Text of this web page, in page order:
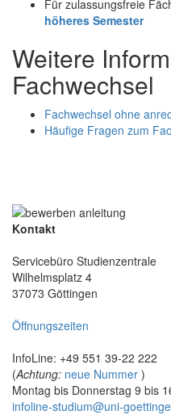
Für zulassungsfreie
höheres Semester
Weitere
Fachwechsel
Fachwechsel ohne
Häufige Fragen zum
Kontakt
Servicebüro Studienzentrale
Wilhelmsplatz 4
37073 Göttingen
Öffnungszeiten
InfoLine: +49 551 39-22 222
(Achtung: neue Nummer )
Montag bis Donnerstag 9 bis
infoline-studium@uni-